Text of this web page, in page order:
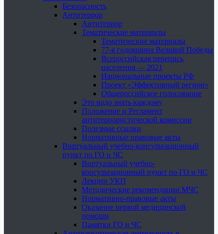
Безопасность
Антитеррор
Антитеррор
Тематические материалы
Тематические материалы
77-я годовщина Великой Победы
Всероссийская перепись
населения — 2021
Национальные проекты РФ
Проект «Эффективный регион»
Общероссийское голосование
Это надо знать каждому
Положение и Регламент
антитеррористической комиссии
Полезные ссылки
Нормативные правовые акты
Виртуальный учебно-консультационный
пункт по ГО и ЧС
Виртуальный учебно-
консультационный пункт по ГО и ЧС
Лекции УКП
Методические рекомендации МЧС
Нормативно-правовые акты
Оказание первой медицинской
помощи
Памятки ГО и ЧС